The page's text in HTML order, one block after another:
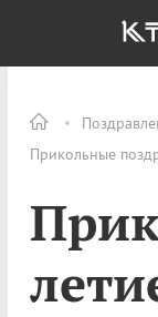
Прикольные